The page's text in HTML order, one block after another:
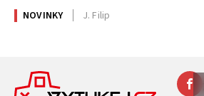
NOVINKY J. Filip